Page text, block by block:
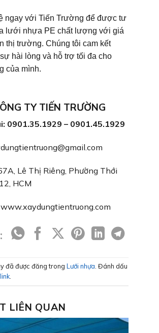
ngay với Tiến Trường để được tư
lưới nhựa PE chất lượng với giá
thị trường. Chúng tôi cam kết
hài lòng và hỗ trợ tối đa cho
của mình.
TY TIẾN TRƯỜNG
0901.35.1929 – 0901.45.1929
Lê Thị Riêng, Phường Thới
HCM
www.xaydungtientruong.com
đã được đăng trong Lưới nhựa . Đánh dấu
LIÊN QUAN